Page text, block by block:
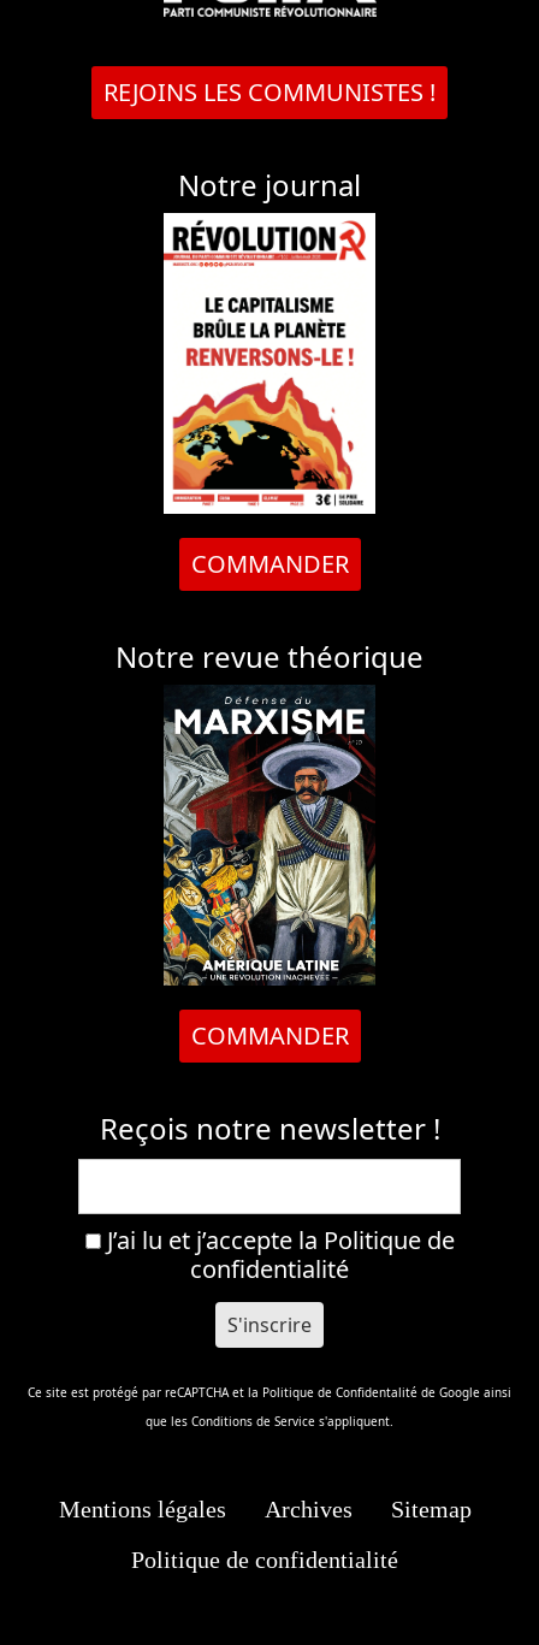
REJOINS LES COMMUNISTES !
Notre journal
COMMANDER
Notre revue théorique
COMMANDER
Reçois notre newsletter !
J’ai lu et j’accepte la Politique de
confidentialité
Ce site est protégé par reCAPTCHA et la Politique de Confidentalité de Google ainsi
que les Conditions de Service s'appliquent.
Mentions légales Archives
Sitemap
Politique de confidentialité